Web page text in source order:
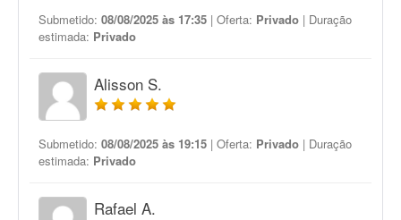
Submetido: 08/08/2025 às 17:35 | Oferta: Privado | Duração
estimada: Privado
Alisson S.
Submetido: 08/08/2025 às 19:15 | Oferta: Privado | Duração
estimada: Privado
Rafael A.